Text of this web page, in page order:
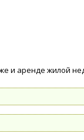
и аренде жилой